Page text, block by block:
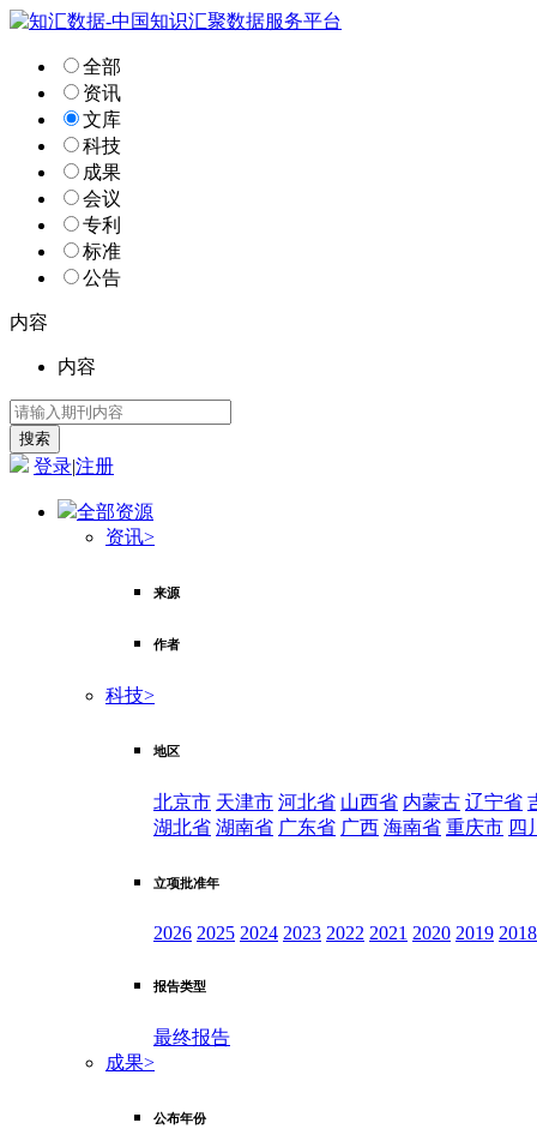
全部
资讯
文库
科技
成果
会议
专利
标准
公告
内容
内容
登录|注册
全部资源
资讯>
来源
作者
科技>
地区
北京市 天津市 河北省 山西省 内蒙古 辽宁省
湖北省 湖南省 广东省 广西 海南省 重庆市 四
立项批准年
2026 2025 2024 2023 2022 2021 2020 2019 2018
报告类型
最终报告
成果>
公布年份